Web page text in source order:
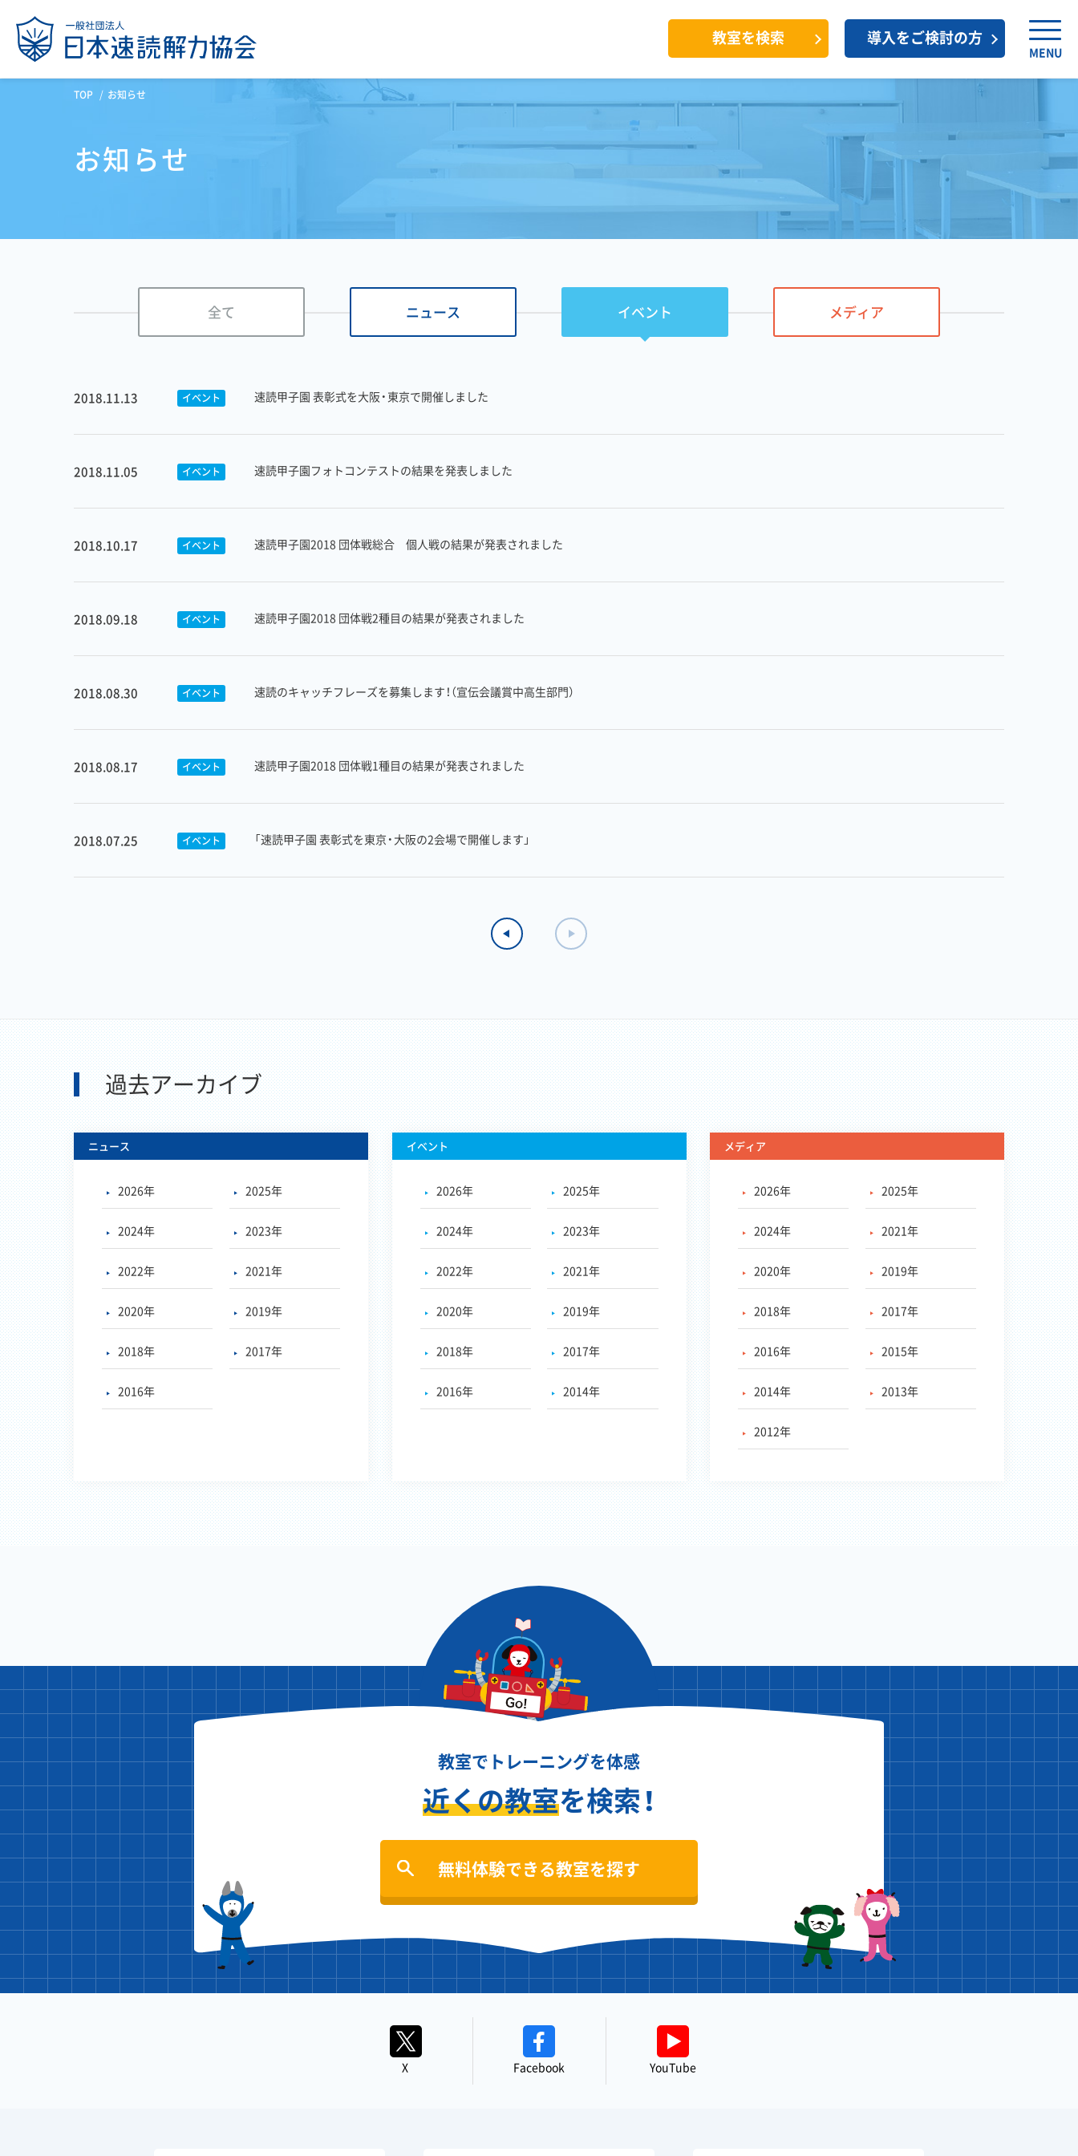
教室を検索 導入をご検討の方
MENU
TOP お知らせ
お知らせ
全て ニュース イベント メディア
2018.11.13 イベント 速読甲子園 表彰式を大阪・東京で開催しました
2018.11.05 イベント 速読甲子園フォトコンテストの結果を発表しました
2018.10.17 イベント 速読甲子園2018 団体戦総合 個人戦の結果が発表されました
2018.09.18 イベント 速読甲子園2018 団体戦2種目の結果が発表されました
2018.08.30 イベント 速読のキャッチフレーズを募集します！（宣伝会議賞中高生部門）
2018.08.17 イベント 速読甲子園2018 団体戦1種目の結果が発表されました
2018.07.25 イベント 「速読甲子園 表彰式を東京・大阪の2会場で開催します」
過去アーカイブ
ニュース
2026年 2025年
2024年 2023年
2022年 2021年
2020年 2019年
2018年 2017年
2016年
イベント
2026年 2025年
2024年 2023年
2022年 2021年
2020年 2019年
2018年 2017年
2016年 2014年
メディア
2026年 2025年
2024年 2021年
2020年 2019年
2018年 2017年
2016年 2015年
2014年 2013年
2012年
教室でトレーニングを体感
近くの教室を検索！
無料体験できる教室を探す
X Facebook YouTube